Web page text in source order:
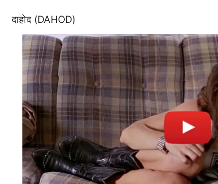
दाहोद (DAHOD)